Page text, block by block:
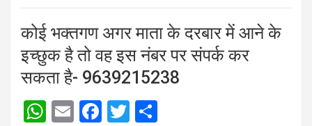
कोई भक्तगण अगर माता के दरबार में आने के
इच्छुक है तो वह इस नंबर पर संपर्क कर
सकता है- 9639215238
W E
F
T